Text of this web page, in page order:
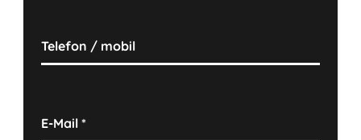
Telefon / mobil
E-Mail*